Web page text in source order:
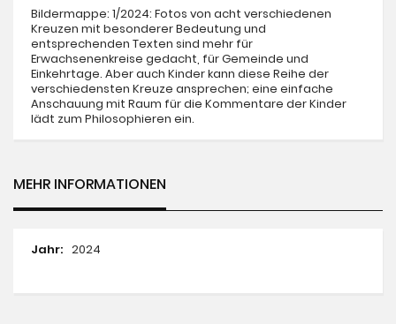
Bildermappe: 1/2024: Fotos von acht verschiedenen
Kreuzen mit besonderer Bedeutung und
entsprechenden Texten sind mehr für
Erwachsenenkreise gedacht, für Gemeinde und
Einkehrtage. Aber auch Kinder kann diese Reihe der
verschiedensten Kreuze ansprechen; eine einfache
Anschauung mit Raum für die Kommentare der Kinder
lädt zum Philosophieren ein.
MEHR INFORMATIONEN
Mehr
2024